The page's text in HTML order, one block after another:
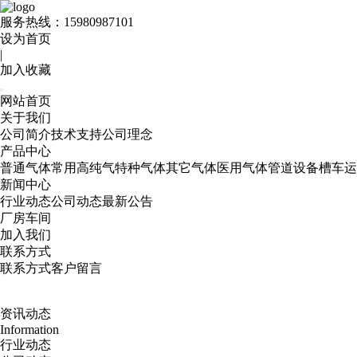
服务热线： 15980987101
设为首页
|
加入收藏
网站首页
关于我们
公司简介技术支持公司理念
产品中心
普通气体常用高纯气特种气体其它气体医用气体管道设备槽车
新闻中心
行业动态公司动态最新公告
厂房车间
加入我们
联系方式
联系方式客户留言
资讯动态
Information
行业动态